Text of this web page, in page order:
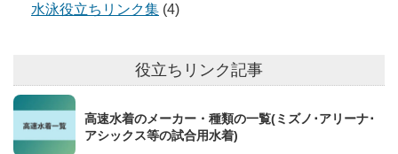
水泳役立ちリンク集 (4)
役立ちリンク記事
高速水着のメーカー・種類の一覧(ミズノ･アリーナ･
アシックス等の試合用水着)